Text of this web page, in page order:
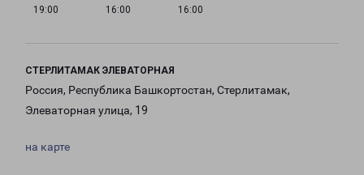
19:00
16:00
16:00
СТЕРЛИТАМАК ЭЛЕВАТОРНАЯ
Россия, Республика Башкортостан, Стерлитамак,
Элеваторная улица, 19
на карте